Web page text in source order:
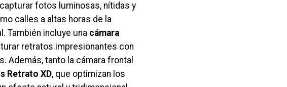
fotos luminosas, nítidas y
calles a altas horas de la
También incluye una cámara
retratos impresionantes con
Además, tanto la cámara frontal
Retrato XD, que optimizan los